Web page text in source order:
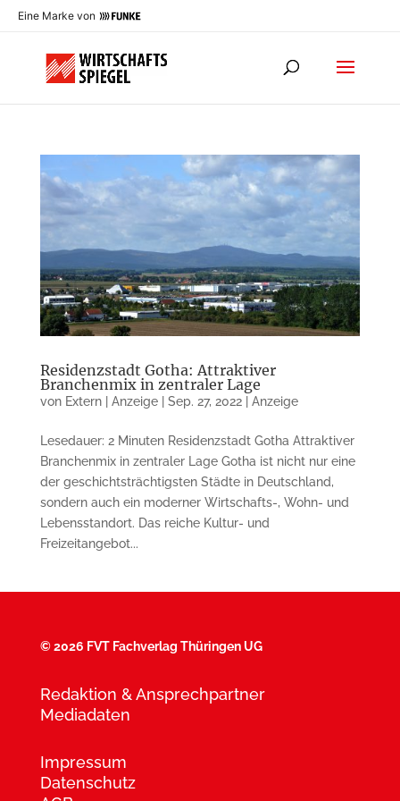
Eine Marke von
Residenzstadt Gotha: Attraktiver
Branchenmix in zentraler Lage
von Extern | Anzeige| Sep. 27, 2022| Anzeige
Lesedauer: 2 Minuten Residenzstadt Gotha Attraktiver
Branchenmix in zentraler Lage Gotha ist nicht nur eine
der geschichtsträchtigsten Städte in Deutschland,
sondern auch ein moderner Wirtschafts-, Wohn- und
Lebensstandort. Das reiche Kultur- und
Freizeitangebot...
©2026 FVT Fachverlag Thüringen UG
Redaktion & Ansprechpartner
Mediadaten
Impressum
Datenschutz